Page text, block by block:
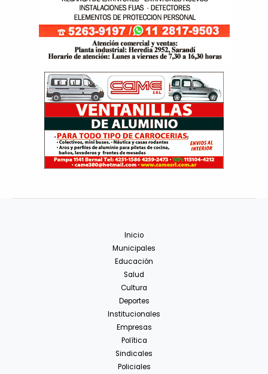
Inicio
Municipales
Educación
Salud
Cultura
Deportes
Institucionales
Empresas
Política
Sindicales
Policiales